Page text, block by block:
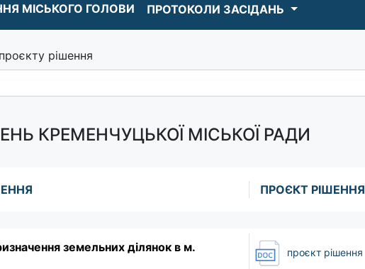
МІСЬКОГО ГОЛОВИ ПРОТОКОЛИ ЗАСІДАНЬ
рішення
КРЕМЕНЧУЦЬКОЇ МІСЬКОЇ РАДИ
ПРОЄКТ РІШЕННЯ
земельних ділянок в м.
проєкт рішення